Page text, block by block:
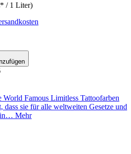
/ 1 Liter)
World Famous Limitless Tattoofarben
dass sie für alle weltweiten Gesetze und
Mehr